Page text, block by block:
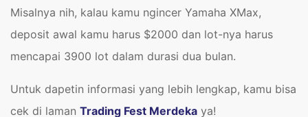
Misalnya nih, kalau kamu ngincer Yamaha XMax,
deposit awal kamu harus $2000 dan lot-nya harus
mencapai 3900 lot dalam durasi dua bulan.
Untuk dapetin informasi yang lebih lengkap, kamu bisa
cek di laman Trading Fest Merdeka ya!